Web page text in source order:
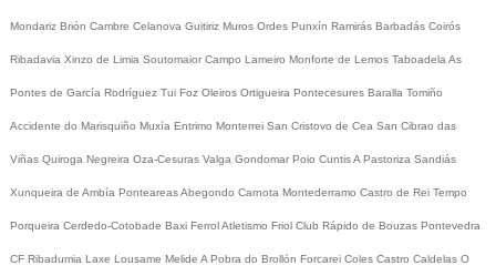
Mondariz Brión Cambre Celanova Guitiriz Muros Ordes Punxín Ramirás Barbadás Coirós
Ribadavia Xinzo de Limia Soutomaior Campo Lameiro Monforte de Lemos Taboadela As
Pontes de García Rodríguez Tui Foz Oleiros Ortigueira Pontecesures Baralla Tomiño
Accidente do Marisquiño Muxía Entrimo Monterrei San Cristovo de Cea San Cibrao das
Viñas Quiroga Negreira Oza-Cesuras Valga Gondomar Poio CuntisA Pastoriza Sandiás
Xunqueira de Ambía PonteareasAbegondo Carnota Montederramo Castro de Rei Tempo
Porqueira Cerdedo-Cotobade Baxi FerrolAtletismo Friol Club Rápido de Bouzas Pontevedra
CF Ribadumia Laxe Lousame Melide A Pobra do Brollón Forcarei Coles Castro Caldelas O